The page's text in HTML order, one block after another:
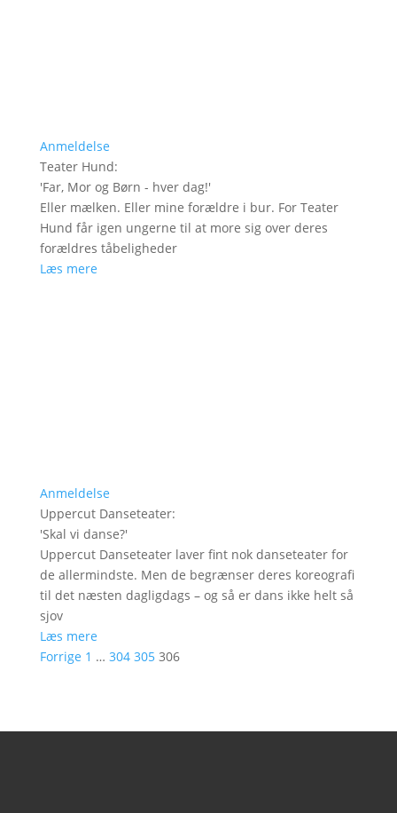
Anmeldelse
Teater Hund:
'Far, Mor og Børn - hver dag!'
Eller mælken. Eller mine forældre i bur. For Teater
Hund får igen ungerne til at more sig over deres
forældres tåbeligheder
Læs mere
Anmeldelse
Uppercut Danseteater:
'Skal vi danse?'
Uppercut Danseteater laver fint nok danseteater for
de allermindste. Men de begrænser deres koreografi
til det næsten dagligdags – og så er dans ikke helt så
sjov
Læs mere
Forrige 1 … 304 305 306